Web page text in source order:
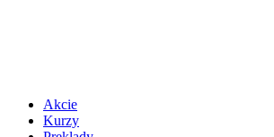
Akcie
Kurzy